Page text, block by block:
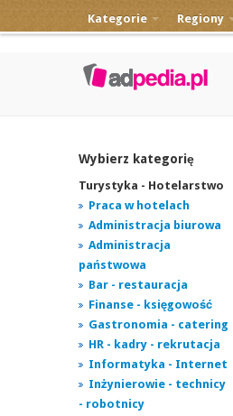
Kategorie Regiony
Wybierz kategorię
Turystyka - Hotelarstwo
Praca w hotelach
Administracja biurowa
Administracja
państwowa
Bar - restauracja
Finanse - księgowość
Gastronomia - catering
HR - kadry - rekrutacja
Informatyka - Internet
Inżynierowie - technicy
- robotnicy